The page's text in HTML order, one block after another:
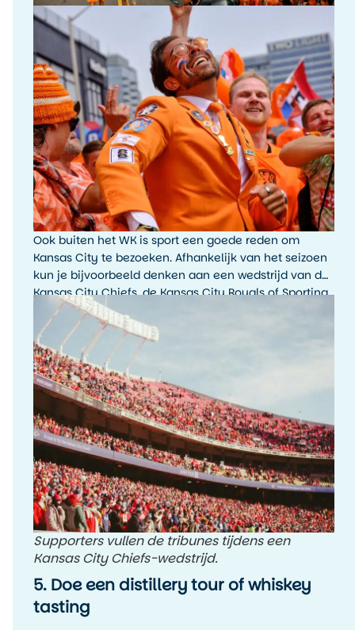
Ook buiten het WK is sport een goede reden om
Kansas City te bezoeken. Afhankelijk van het seizoen
kun je bijvoorbeeld denken aan een wedstrijd van de
Kansas City Chiefs, de Kansas City Royals of Sporting
Kansas City. De sfeer rondom een wedstrijddag, met
fans, tailgating en lokale trots, is typisch Amerikaans.
Supporters vullen de tribunes tijdens een
Kansas City Chiefs-wedstrijd.
5. Doe een distillery tour of whiskey
tasting